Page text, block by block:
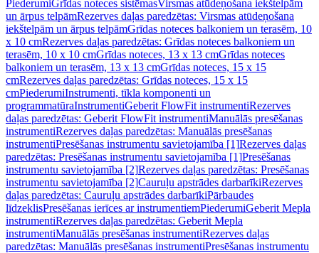
PiederumiGrīdas noteces sistēmasVirsmas atūdeņošana iekštelpām
un ārpus telpāmRezerves daļas paredzētas: Virsmas atūdeņošana
iekštelpām un ārpus telpāmGrīdas noteces balkoniem un terasēm, 10
x 10 cmRezerves daļas paredzētas: Grīdas noteces balkoniem un
terasēm, 10 x 10 cmGrīdas noteces, 13 x 13 cmGrīdas noteces
balkoniem un terasēm, 13 x 13 cmGrīdas noteces, 15 x 15
cmRezerves daļas paredzētas: Grīdas noteces, 15 x 15
cmPiederumiInstrumenti, tīkla komponenti un
programmatūraInstrumentiGeberit FlowFit instrumentiRezerves
daļas paredzētas: Geberit FlowFit instrumentiManuālās presēšanas
instrumentiRezerves daļas paredzētas: Manuālās presēšanas
instrumentiPresēšanas instrumentu savietojamība [1]Rezerves daļas
paredzētas: Presēšanas instrumentu savietojamība [1]Presēšanas
instrumentu savietojamība [2]Rezerves daļas paredzētas: Presēšanas
instrumentu savietojamība [2]Cauruļu apstrādes darbarīkiRezerves
daļas paredzētas: Cauruļu apstrādes darbarīkiPārbaudes
līdzeklisPresēšanas ierīces ar instrumentiemPiederumiGeberit Mepla
instrumentiRezerves daļas paredzētas: Geberit Mepla
instrumentiManuālās presēšanas instrumentiRezerves daļas
paredzētas: Manuālās presēšanas instrumentiPresēšanas instrumentu